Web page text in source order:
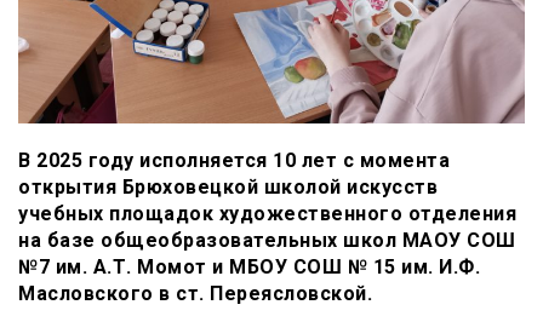
В 2025 году исполняется 10 лет с момента
открытия Брюховецкой школой искусств
учебных площадок художественного отделения
на базе общеобразовательных школ МАОУ СОШ
№7 им. А.Т. Момот и МБОУ СОШ № 15 им. И.Ф.
Масловского в ст. Переясловской.